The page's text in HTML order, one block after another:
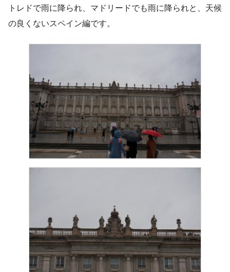
トレドで雨に降られ、マドリードでも雨に降られと、天候
の良くないスペイン編です。